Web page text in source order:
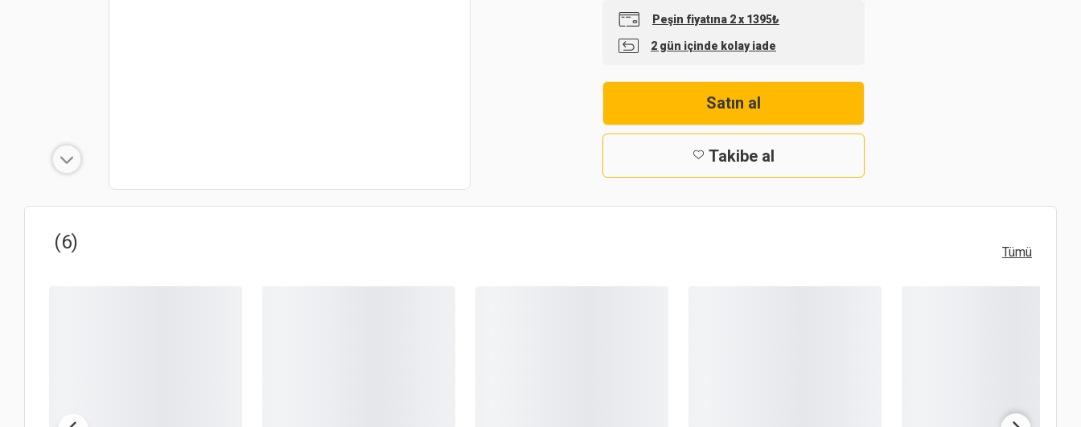
Peşin fiyatına 2 x 1395₺
2 gün içinde kolay iade
Satın al
Takibe al
(6) Tümü